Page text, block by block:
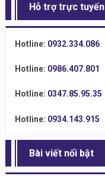
Hỗ trợ trực tuyến
Hotline: 0932.334.086
Hotline: 0986.407.801
Hotline: 0347.85.95.35
Hotline: 0934.143.915
Bài viết nổi bật